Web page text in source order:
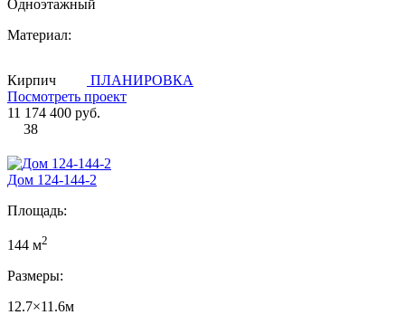
Одноэтажный
Материал:
Кирпич
ПЛАНИРОВКА
Посмотреть проект
11 174 400 руб.
38
Дом 124-144-2
Площадь:
144 м2
Размеры:
12.7×11.6м